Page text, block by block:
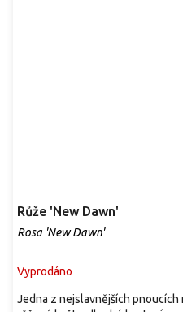
Růže 'New Dawn'
Rosa 'New Dawn'
Vyprodáno
Jedna z nejslavnějších